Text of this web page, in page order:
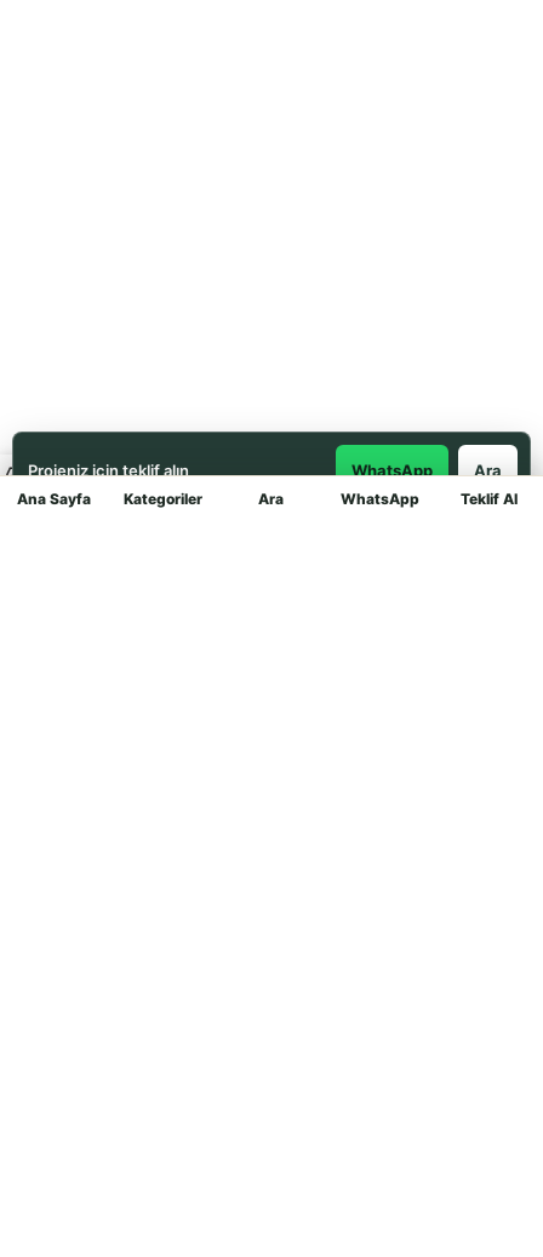
Ana Sayfa Kategoriler Ara WhatsApp Teklif Al
Projeniz için teklif alın WhatsApp Ara